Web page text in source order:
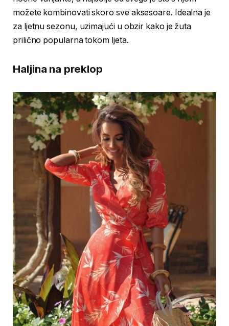
možete kombinovati skoro sve aksesoare. Idealna je
za ljetnu sezonu, uzimajući u obzir kako je žuta
prilično popularna tokom ljeta.
Haljina na preklop